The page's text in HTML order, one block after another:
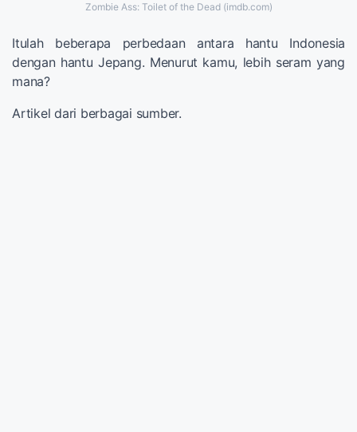
Zombie Ass: Toilet of the Dead (imdb.com)
Itulah beberapa perbedaan antara hantu Indonesia
dengan hantu Jepang. Menurut kamu, lebih seram yang
mana?
Artikel dari berbagai sumber.